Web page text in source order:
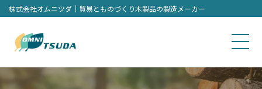
株式会社オムニツダ｜貿易とものづくり木製品の製造メーカー